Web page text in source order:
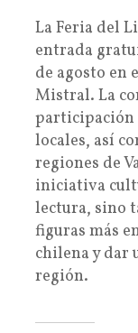
La Feria del
entrada
de agosto en
Mistral. La
participación
locales, así
regiones de
iniciativa
lectura, sino
figuras más
chilena y dar
región.